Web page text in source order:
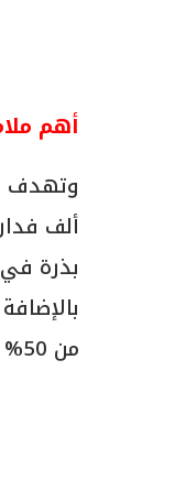
أهم
من 50% حالياً إلى 70% من حجم الإنتاج.